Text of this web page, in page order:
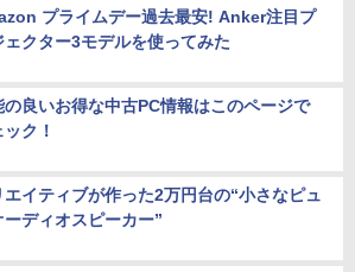
プライムデー過去最安! Anker注目プ
ェクター3モデルを使ってみた
の良いお得な中古PC情報はこのページで
ク！
エイティブが作った2万円台の“小さなピュ
ーディオスピーカー”